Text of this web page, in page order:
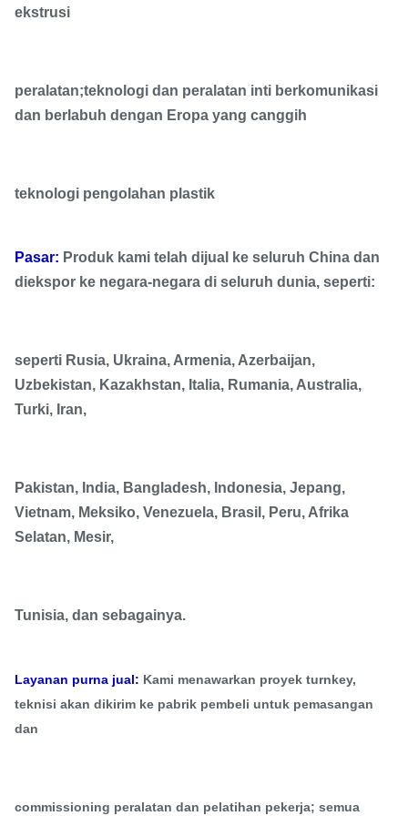
Peralatan
Konsumsi air
Udara
(Mpa)
ekstrusi
peralatan;teknologi dan peralatan inti berkomunikasi
dan berlabuh dengan Eropa yang canggih
teknologi pengolahan plastik
Pasar: Produk kami telah dijual ke seluruh China dan
diekspor ke negara-negara di seluruh dunia, seperti:
seperti Rusia, Ukraina, Armenia, Azerbaijan,
Uzbekistan, Kazakhstan, Italia, Rumania, Australia,
Turki, Iran,
Pakistan, India, Bangladesh, Indonesia, Jepang,
Vietnam, Meksiko, Venezuela, Brasil, Peru, Afrika
Selatan, Mesir,
Tunisia, dan sebagainya.
Layanan purna jual: Kami menawarkan proyek turnkey,
teknisi akan dikirim ke pabrik pembeli untuk pemasangan
dan
commissioning peralatan dan pelatihan pekerja; semua